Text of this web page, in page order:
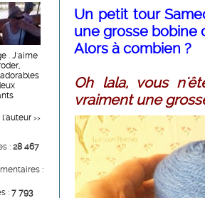
. J'aime
l'auteur >>
: 28 467
:
: 7 793
Un petit tour
une grosse bobine
Alors à combien ?
Oh lala, vous
vraiment une